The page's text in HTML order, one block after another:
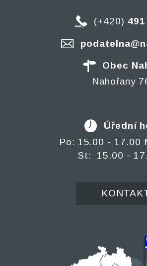
(+420)
Obec
Nahořany
Úřední
Po: 15.00 - 17.00
St: 15.00 -